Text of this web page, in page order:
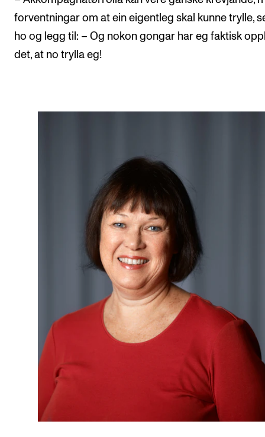
forventningar om at ein eigentleg skal kunne trylle,
ho og legg til: – Og nokon gongar har eg faktisk
det, at no trylla eg!